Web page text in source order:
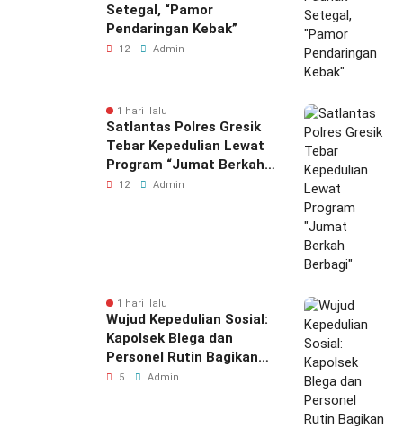
Setegal, “Pamor
Pendaringan Kebak”
12 Admin
1 hari lalu
Satlantas Polres Gresik
Tebar Kepedulian Lewat
Program “Jumat Berkah
Berbagi”
12 Admin
1 hari lalu
Wujud Kepedulian Sosial:
Kapolsek Blega dan
Personel Rutin Bagikan
Nasi Setiap Jumat
5 Admin